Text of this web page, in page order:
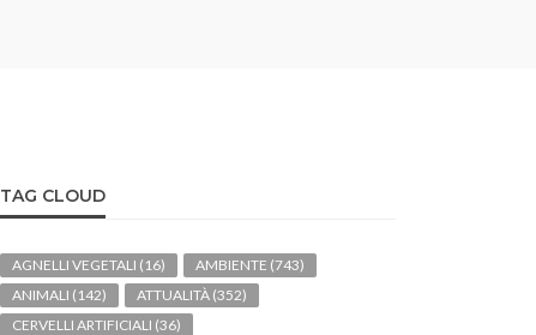
TAG CLOUD
AGNELLI VEGETALI (16) AMBIENTE (743)
ANIMALI (142) ATTUALITÀ (352)
CERVELLI ARTIFICIALI (36)